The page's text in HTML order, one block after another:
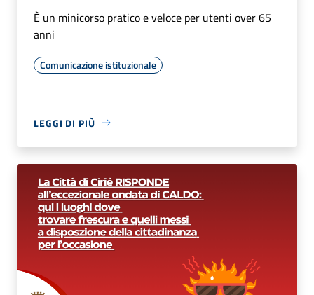
È un minicorso pratico e veloce per utenti over 65
anni
Comunicazione istituzionale
LEGGI DI PIÙ